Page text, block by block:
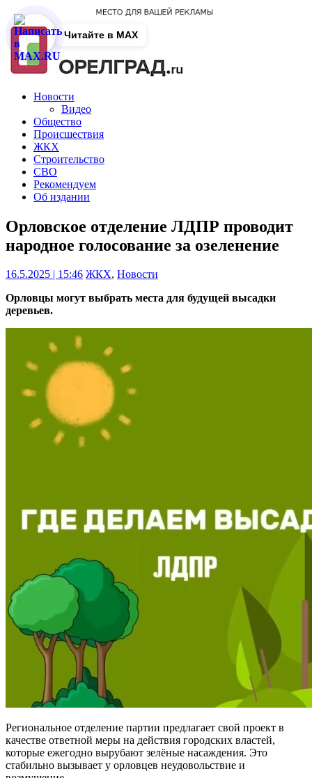
Новости
Видео
Общество
Происшествия
ЖКХ
Строительство
СВО
Рекомендуем
Об издании
Орловское отделение ЛДПР проводит
народное голосование за озеленение
16.5.2025 | 15:46 ЖКХ, Новости
Орловцы могут выбрать места для будущей высадки
деревьев.
Региональное отделение партии предлагает свой проект в
качестве ответной меры на действия городских властей,
которые ежегодно вырубают зелёные насаждения. Это
стабильно вызывает у орловцев неудовольствие и
Читайте в MAX